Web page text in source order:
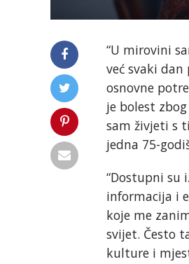
“U mirovini
već svaki
osnovne
je bolest
sam živjeti s
jedna 75-
“Dostupni su
informacija i
koje me
svijet. Često
kulture i